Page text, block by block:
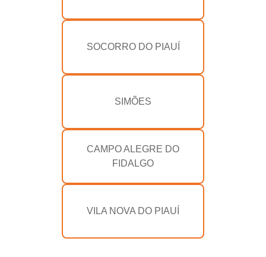
SOCORRO DO PIAUÍ
SIMÕES
CAMPO ALEGRE DO
FIDALGO
VILA NOVA DO PIAUÍ